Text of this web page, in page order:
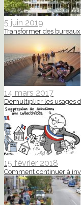
5 juin 2019
Transformer des
14 mars 2017
Démultiplier les usages
15 février 2018
Comment continuer à